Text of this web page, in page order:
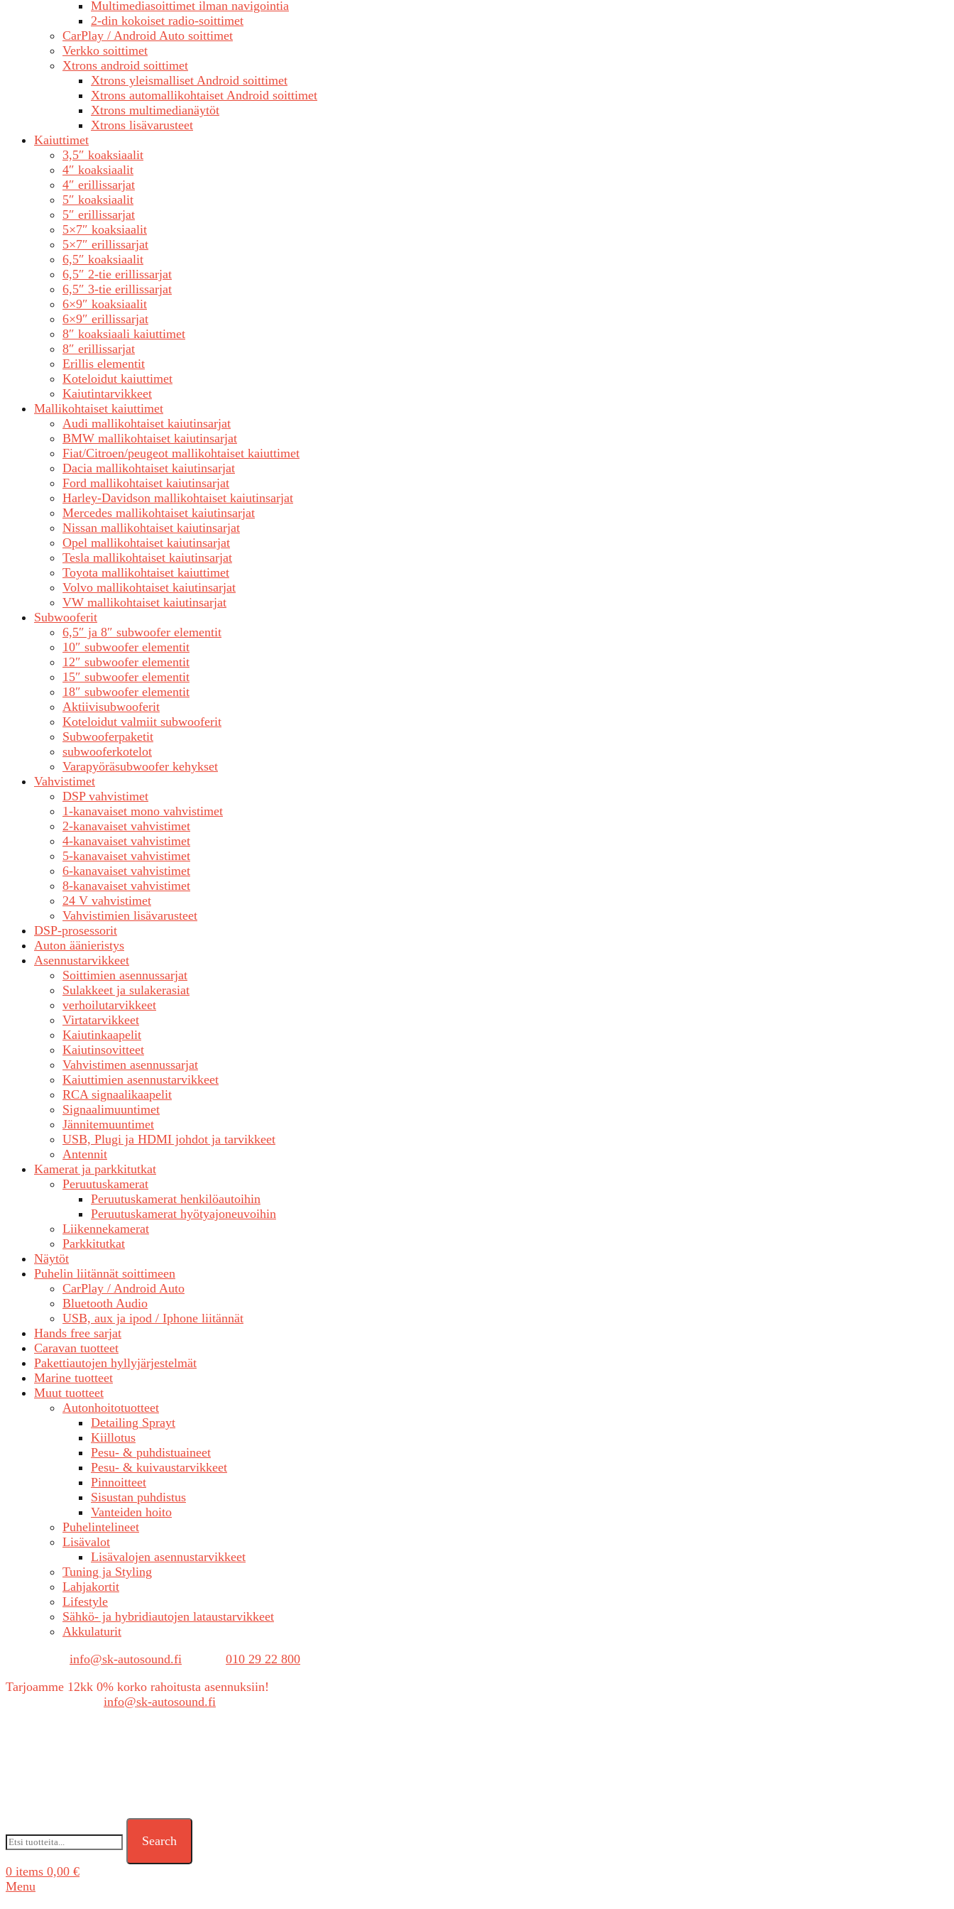
Multimediasoittimet ilman navigointia
2-din kokoiset radio-soittimet
CarPlay / Android Auto soittimet
Verkko soittimet
Xtrons android soittimet
Xtrons yleismalliset Android soittimet
Xtrons automallikohtaiset Android soittimet
Xtrons multimedianäytöt
Xtrons lisävarusteet
Kaiuttimet
3,5″ koaksiaalit
4″ koaksiaalit
4″ erillissarjat
5″ koaksiaalit
5″ erillissarjat
5×7″ koaksiaalit
5×7″ erillissarjat
6,5″ koaksiaalit
6,5″ 2-tie erillissarjat
6,5″ 3-tie erillissarjat
6×9″ koaksiaalit
6×9″ erillissarjat
8″ koaksiaali kaiuttimet
8″ erillissarjat
Erillis elementit
Koteloidut kaiuttimet
Kaiutintarvikkeet
Mallikohtaiset kaiuttimet
Audi mallikohtaiset kaiutinsarjat
BMW mallikohtaiset kaiutinsarjat
Fiat/Citroen/peugeot mallikohtaiset kaiuttimet
Dacia mallikohtaiset kaiutinsarjat
Ford mallikohtaiset kaiutinsarjat
Harley-Davidson mallikohtaiset kaiutinsarjat
Mercedes mallikohtaiset kaiutinsarjat
Nissan mallikohtaiset kaiutinsarjat
Opel mallikohtaiset kaiutinsarjat
Tesla mallikohtaiset kaiutinsarjat
Toyota mallikohtaiset kaiuttimet
Volvo mallikohtaiset kaiutinsarjat
VW mallikohtaiset kaiutinsarjat
Subwooferit
6,5″ ja 8″ subwoofer elementit
10″ subwoofer elementit
12″ subwoofer elementit
15″ subwoofer elementit
18″ subwoofer elementit
Aktiivisubwooferit
Koteloidut valmiit subwooferit
Subwooferpaketit
subwooferkotelot
Varapyöräsubwoofer kehykset
Vahvistimet
DSP vahvistimet
1-kanavaiset mono vahvistimet
2-kanavaiset vahvistimet
4-kanavaiset vahvistimet
5-kanavaiset vahvistimet
6-kanavaiset vahvistimet
8-kanavaiset vahvistimet
24 V vahvistimet
Vahvistimien lisävarusteet
DSP-prosessorit
Auton äänieristys
Asennustarvikkeet
Soittimien asennussarjat
Sulakkeet ja sulakerasiat
verhoilutarvikkeet
Virtatarvikkeet
Kaiutinkaapelit
Kaiutinsovitteet
Vahvistimen asennussarjat
Kaiuttimien asennustarvikkeet
RCA signaalikaapelit
Signaalimuuntimet
Jännitemuuntimet
USB, Plugi ja HDMI johdot ja tarvikkeet
Antennit
Kamerat ja parkkitutkat
Peruutuskamerat
Peruutuskamerat henkilöautoihin
Peruutuskamerat hyötyajoneuvoihin
Liikennekamerat
Parkkitutkat
Näytöt
Puhelin liitännät soittimeen
CarPlay / Android Auto
Bluetooth Audio
USB, aux ja ipod / Iphone liitännät
Hands free sarjat
Caravan tuotteet
Pakettiautojen hyllyjärjestelmät
Marine tuotteet
Muut tuotteet
Autonhoitotuotteet
Detailing Sprayt
Kiillotus
Pesu- & puhdistuaineet
Pesu- & kuivaustarvikkeet
Pinnoitteet
Sisustan puhdistus
Vanteiden hoito
Puhelintelineet
Lisävalot
Lisävalojen asennustarvikkeet
Tuning ja Styling
Lahjakortit
Lifestyle
Sähkö- ja hybridiautojen lataustarvikkeet
Akkulaturit
info@sk-autosound.fi
010 29 22 800
Tarjoamme 12kk 0% korko rahoitusta asennuksiin!
info@sk-autosound.fi
Search
0 items 0,00 €
Menu